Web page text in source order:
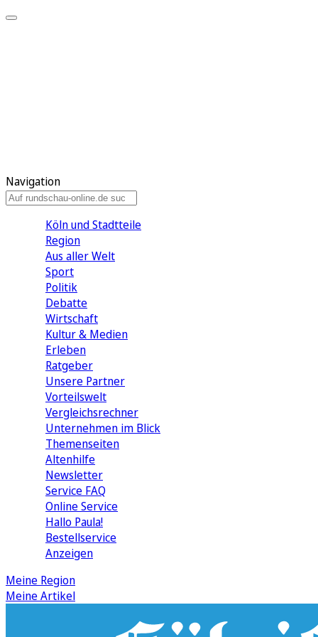
Navigation
Köln und Stadtteile
Region
Aus aller Welt
Sport
Politik
Debatte
Wirtschaft
Kultur & Medien
Erleben
Ratgeber
Unsere Partner
Vorteilswelt
Vergleichsrechner
Unternehmen im Blick
Themenseiten
Altenhilfe
Newsletter
Service FAQ
Online Service
Hallo Paula!
Bestellservice
Anzeigen
Meine Region
Meine Artikel